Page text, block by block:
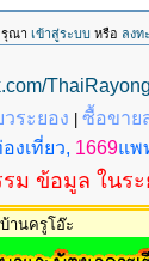
ณา เข้าสู่ระบบ หรือ ลงท
วระยอง |ซื้อขาย
งเที่ยว, 1669แพ
ม ข้อมูล ในระ
านครูโอ๊ะ